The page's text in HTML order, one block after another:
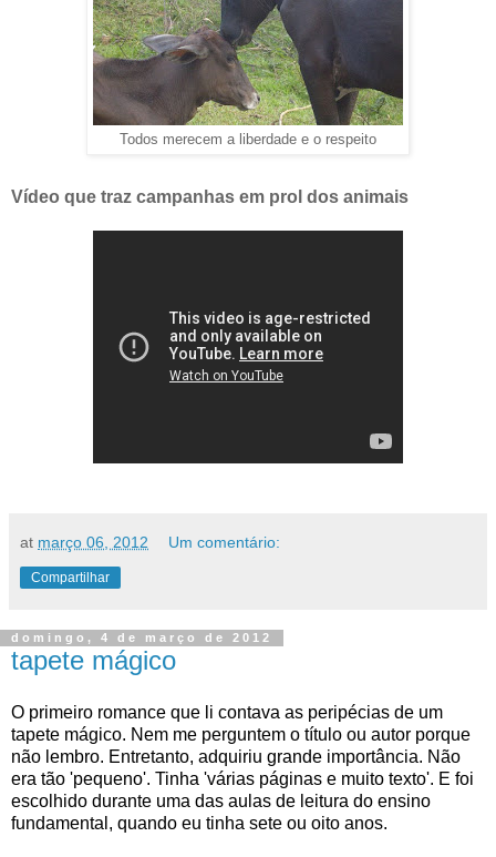
Todos merecem a liberdade e o respeito
Vídeo que traz campanhas em prol dos animais
at março 06, 2012 Um comentário:
Compartilhar
domingo, 4 de março de 2012
tapete mágico
O primeiro romance que li contava as peripécias de um
tapete mágico. Nem me perguntem o título ou autor porque
não lembro. Entretanto, adquiriu grande importância. Não
era tão 'pequeno'. Tinha 'várias páginas e muito texto'. E foi
escolhido durante uma das aulas de leitura do ensino
fundamental, quando eu tinha sete ou oito anos.